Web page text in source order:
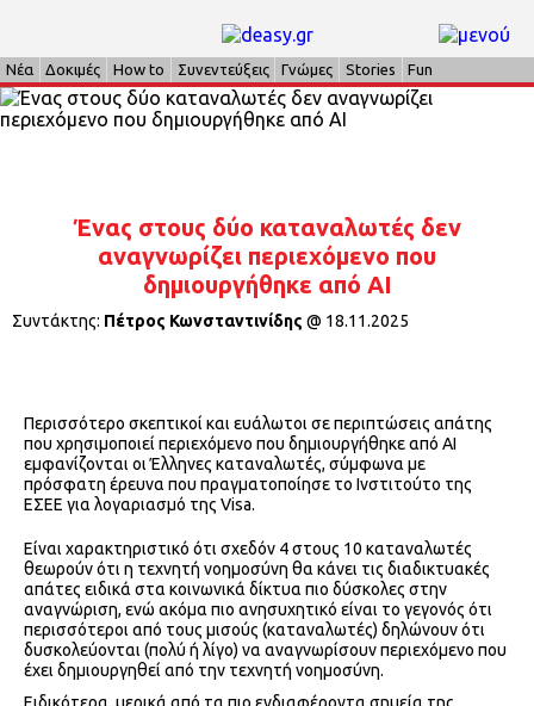
Νέα Δοκιμές How to Συνεντεύξεις Γνώμες Stories Fun
Ένας στους δύο καταναλωτές δεν
αναγνωρίζει περιεχόμενο που
δημιουργήθηκε από AΙ
Συντάκτης: Πέτρος Κωνσταντινίδης @ 18.11.2025
Περισσότερο σκεπτικοί και ευάλωτοι σε περιπτώσεις απάτης
που χρησιμοποιεί περιεχόμενο που δημιουργήθηκε από ΑΙ
εμφανίζονται οι Έλληνες καταναλωτές, σύμφωνα με
πρόσφατη έρευνα που πραγματοποίησε το Ινστιτούτο της
ΕΣΕΕ για λογαριασμό της Visa.
Είναι χαρακτηριστικό ότι σχεδόν 4 στους 10 καταναλωτές
θεωρούν ότι η τεχνητή νοημοσύνη θα κάνει τις διαδικτυακές
απάτες ειδικά στα κοινωνικά δίκτυα πιο δύσκολες στην
αναγνώριση, ενώ ακόμα πιο ανησυχητικό είναι το γεγονός ότι
περισσότεροι από τους μισούς (καταναλωτές) δηλώνουν ότι
δυσκολεύονται (πολύ ή λίγο) να αναγνωρίσουν περιεχόμενο που
έχει δημιουργηθεί από την τεχνητή νοημοσύνη.